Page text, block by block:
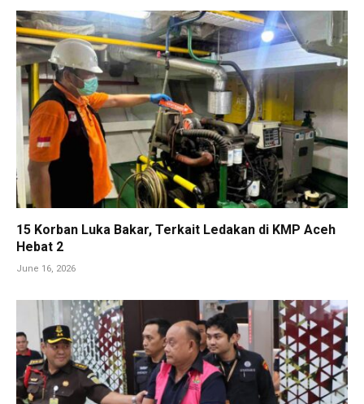
15 Korban Luka Bakar, Terkait Ledakan di KMP Aceh
Hebat 2
June 16, 2026